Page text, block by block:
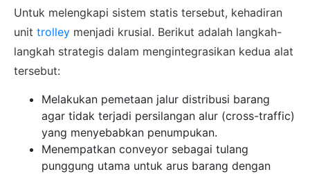
Untuk melengkapi sistem statis tersebut, kehadiran
unit trolley menjadi krusial. Berikut adalah langkah-
langkah strategis dalam mengintegrasikan kedua alat
tersebut:
Melakukan pemetaan jalur distribusi barang
agar tidak terjadi persilangan alur (cross-traffic)
yang menyebabkan penumpukan.
Menempatkan conveyor sebagai tulang
punggung utama untuk arus barang dengan